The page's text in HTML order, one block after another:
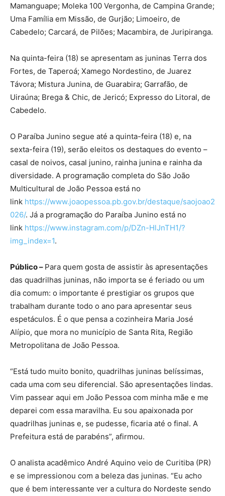
Flor de Xique Xique, de Catolé do Rocha; Joia Rara, de
Mamanguape; Moleka 100 Vergonha, de Campina Grande;
Uma Família em Missão, de Gurjão; Limoeiro, de
Na quinta-feira (18) se apresentam as juninas Terra dos
Fortes, de Taperoá; Xamego Nordestino, de Juarez
Távora; Mistura Junina, de Guarabira; Garrafão, de
Uiraúna; Brega & Chic, de Jericó; Expresso do Litoral, de
O Paraíba Junino segue até a quinta-feira (18) e, na
sexta-feira (19), serão eleitos os destaques do evento –
casal de noivos, casal junino, rainha junina e rainha da
diversidade. A programação completa do São João
Multicultural de João Pessoa está no
linkhttps://www.joaopessoa.pb.gov.br/destaque/saojoao2
026/. Já a programação do Paraíba Junino está no
link https://www.instagram.com/p/DZn-HlJnTH1/?
Público –Para quem gosta de assistir às apresentações
das quadrilhas juninas, não importa se é feriado ou um
dia comum: o importante é prestigiar os grupos que
trabalham durante todo o ano para apresentar seus
espetáculos. É o que pensa a cozinheira Maria José
Alípio, que mora no município de Santa Rita, Região
“Está tudo muito bonito, quadrilhas juninas belíssimas,
cada uma com seu diferencial. São apresentações lindas.
Vim passear aqui em João Pessoa com minha mãe e me
deparei com essa maravilha. Eu sou apaixonada por
quadrilhas juninas e, se pudesse, ficaria até o final. A
O analista acadêmico André Aquino veio de Curitiba (PR)
e se impressionou com a beleza das juninas. “Eu acho